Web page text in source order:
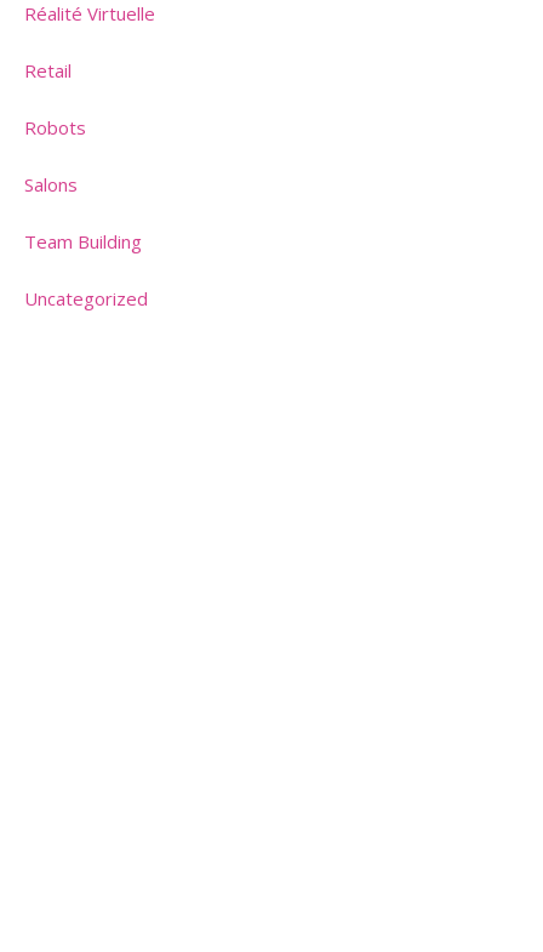
Réalité Virtuelle
Retail
Robots
Salons
Team Building
Uncategorized